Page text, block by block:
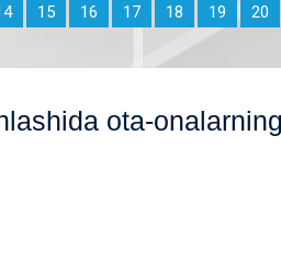
15 16 17 18 19 20
ota-